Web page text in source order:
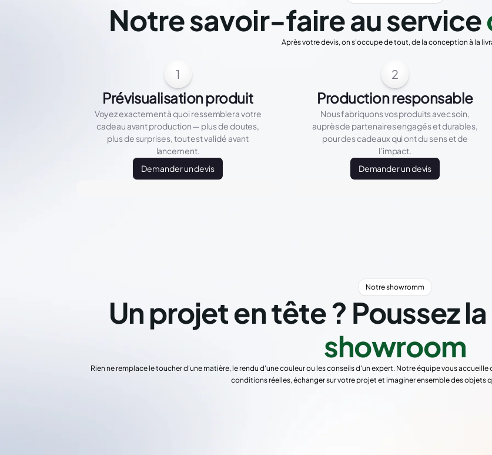
Notre savoir-faire au service
Après votre devis, on s'occupe de tout, de la conception à la
1
Prévisualisation produit
Voyez exactement à quoi ressemblera votre
cadeau avant production — plus de doutes,
plus de surprises, tout est validé avant
lancement.
Demander un devis
2
Production responsable
Nous fabriquons vos produits avec soin,
auprès de partenaires engagés et durables,
pour des cadeaux qui ont du sens et de
l’impact.
Demander un devis
Notre showromm
Un projet en tête ? Poussez
showroom
Rien ne remplace le toucher d'une matière, le rendu d'une couleur ou les conseils d'un expert. Notre équipe vous
conditions réelles, échanger sur votre projet et imaginer ensemble des objets